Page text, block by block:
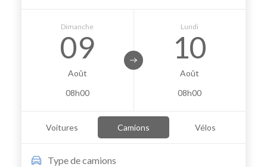
Dimanche
09
Août
08h00
Lundi
10
Août
08h00
Voitures Camions Vélos
Type decamions